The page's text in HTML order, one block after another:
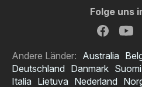
Folge uns
Andere Länder: Australia
Deutschland Danmark Suomi
Italia Lietuva Nederland